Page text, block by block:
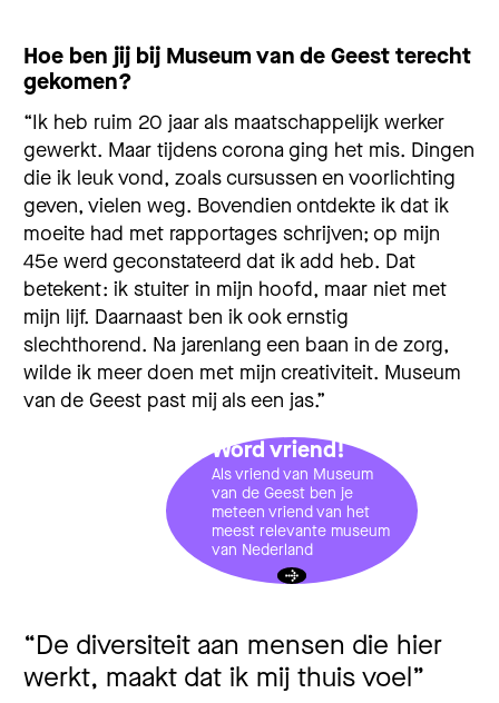
Hoe ben jij bij Museum van de Geest terecht
gekomen?
“Ik heb ruim 20 jaar als maatschappelijk werker
gewerkt. Maar tijdens corona ging het mis. Dingen
die ik leuk vond, zoals cursussen en voorlichting
geven, vielen weg. Bovendien ontdekte ik dat ik
moeite had met rapportages schrijven; op mijn
45e werd geconstateerd dat ik add heb. Dat
betekent: ik stuiter in mijn hoofd, maar niet met
mijn lijf. Daarnaast ben ik ook ernstig
slechthorend. Na jarenlang een baan in de zorg,
wilde ik meer doen met mijn creativiteit. Museum
van de Geest past mij als een jas.”
Word vriend!
Als vriend van Museum
van de Geest ben je
meteen vriend van het
meest relevante museum
van Nederland
De diversiteit aan mensen die hier
werkt, maakt dat ik mij thuis voel